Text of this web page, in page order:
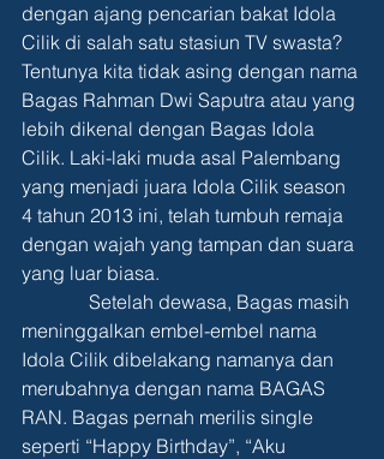
dengan ajang pencarian bakat Idola
Cilik di salah satu stasiun TV swasta?
Tentunya kita tidak asing dengan nama
Bagas Rahman Dwi Saputra atau yang
lebih dikenal dengan Bagas Idola
Cilik. Laki-laki muda asal Palembang
yang menjadi juara Idola Cilik season
4 tahun 2013 ini, telah tumbuh remaja
dengan wajah yang tampan dan suara
yang luar biasa.
meninggalkan embel-embel nama
Idola Cilik dibelakang namanya dan
merubahnya dengan nama BAGAS
RAN. Bagas pernah merilis single
seperti “Happy Birthday”, “Aku